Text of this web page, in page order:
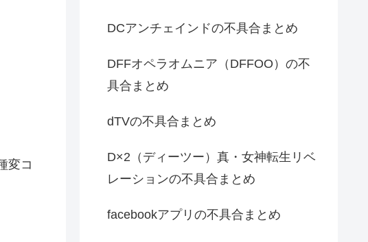
変コ
DCアンチェインドの不具合まとめ
DFFオペラオムニア（DFFOO）の不
具合まとめ
dTVの不具合まとめ
D×2（ディーツー）真・女神転生リベ
レーションの不具合まとめ
facebookアプリの不具合まとめ